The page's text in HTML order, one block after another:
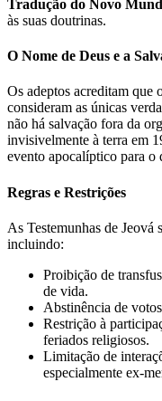
Tradução do Novo
às suas doutrinas.
O Nome de Deus e a
Os adeptos acreditam que
consideram as únicas
não há salvação fora da
invisivelmente à terra em
evento apocalíptico para o
Regras e Restrições
As Testemunhas de Jeová
incluindo:
Proibição de
de vida.
Abstinência de
Restrição à
feriados religiosos.
Limitação de
especialmente ex-